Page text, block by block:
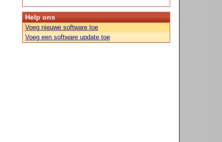
Help ons
Voeg nieuwe software toe
Voeg een software update toe